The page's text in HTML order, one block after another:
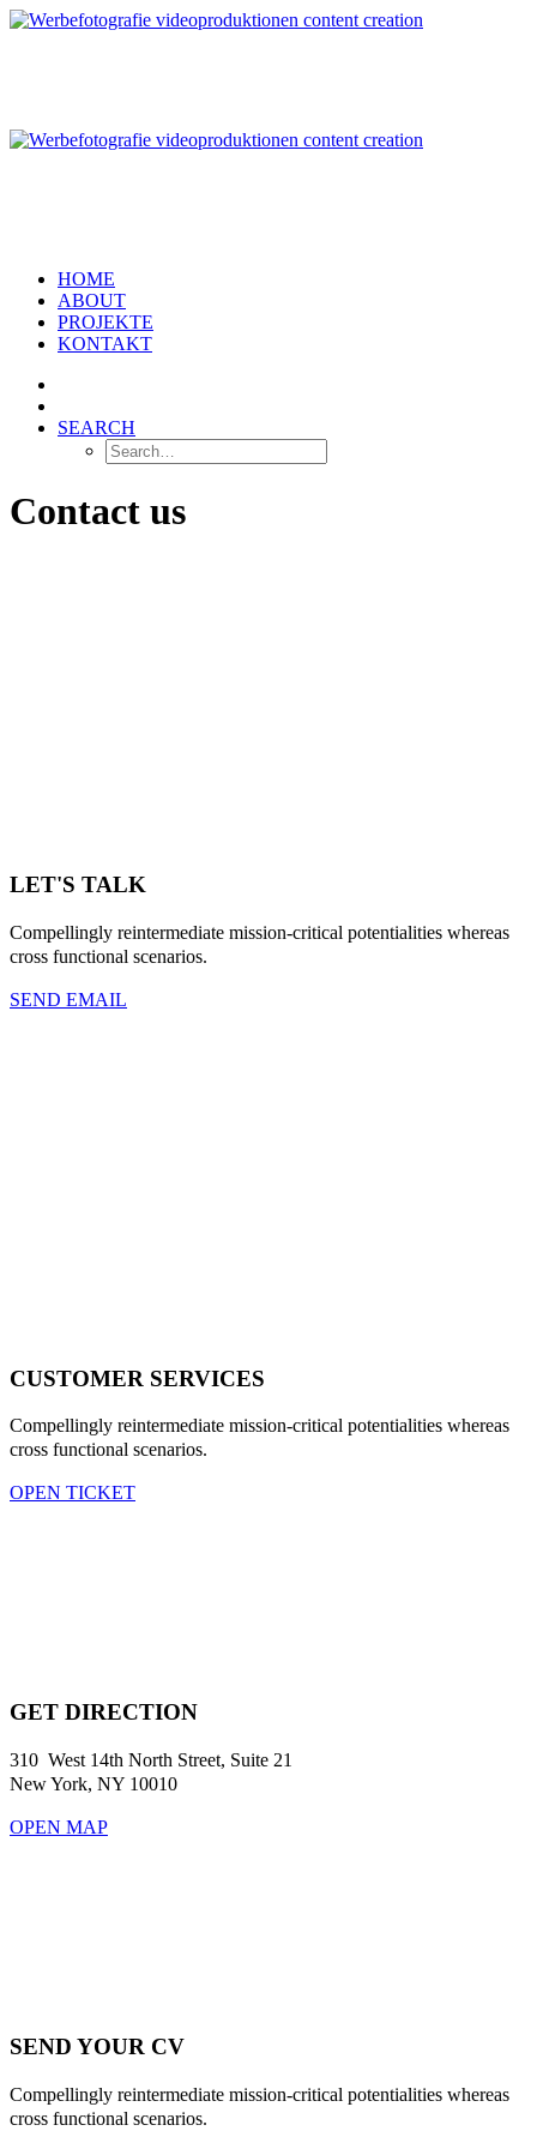
HOME
ABOUT
PROJEKTE
KONTAKT
SEARCH
Contact us
LET'S TALK
Compellingly reintermediate mission-critical potentialities whereas
cross functional scenarios.
SEND EMAIL
CUSTOMER SERVICES
Compellingly reintermediate mission-critical potentialities whereas
cross functional scenarios.
OPEN TICKET
GET DIRECTION
310 West 14th North Street, Suite 21
New York, NY 10010
OPEN MAP
SEND YOUR CV
Compellingly reintermediate mission-critical potentialities whereas
cross functional scenarios.